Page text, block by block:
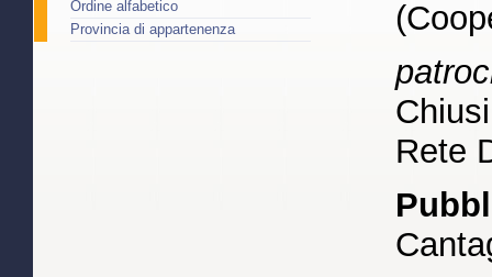
Ordine alfabetico
Provincia di appartenenza
Rete